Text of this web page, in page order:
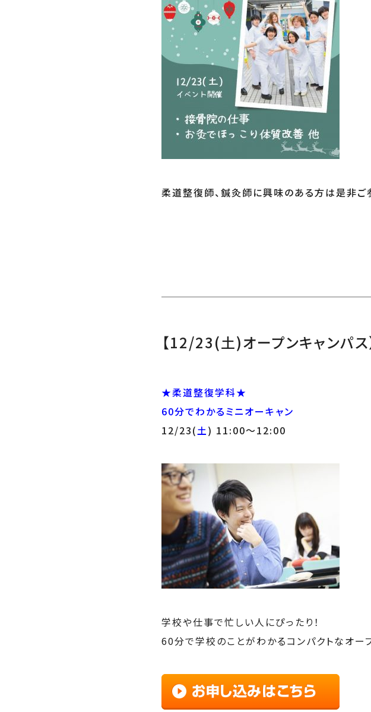
柔道整復師、鍼灸師に興味のある方は是非ご
【12/23(土)オープンキャンパス
★柔道整復学科★
60分でわかるミニオーキャン
12/23(土) 11:00～12:00
学校や仕事で忙しい人にぴったり！
60分で学校のことがわかるコンパクトなオー